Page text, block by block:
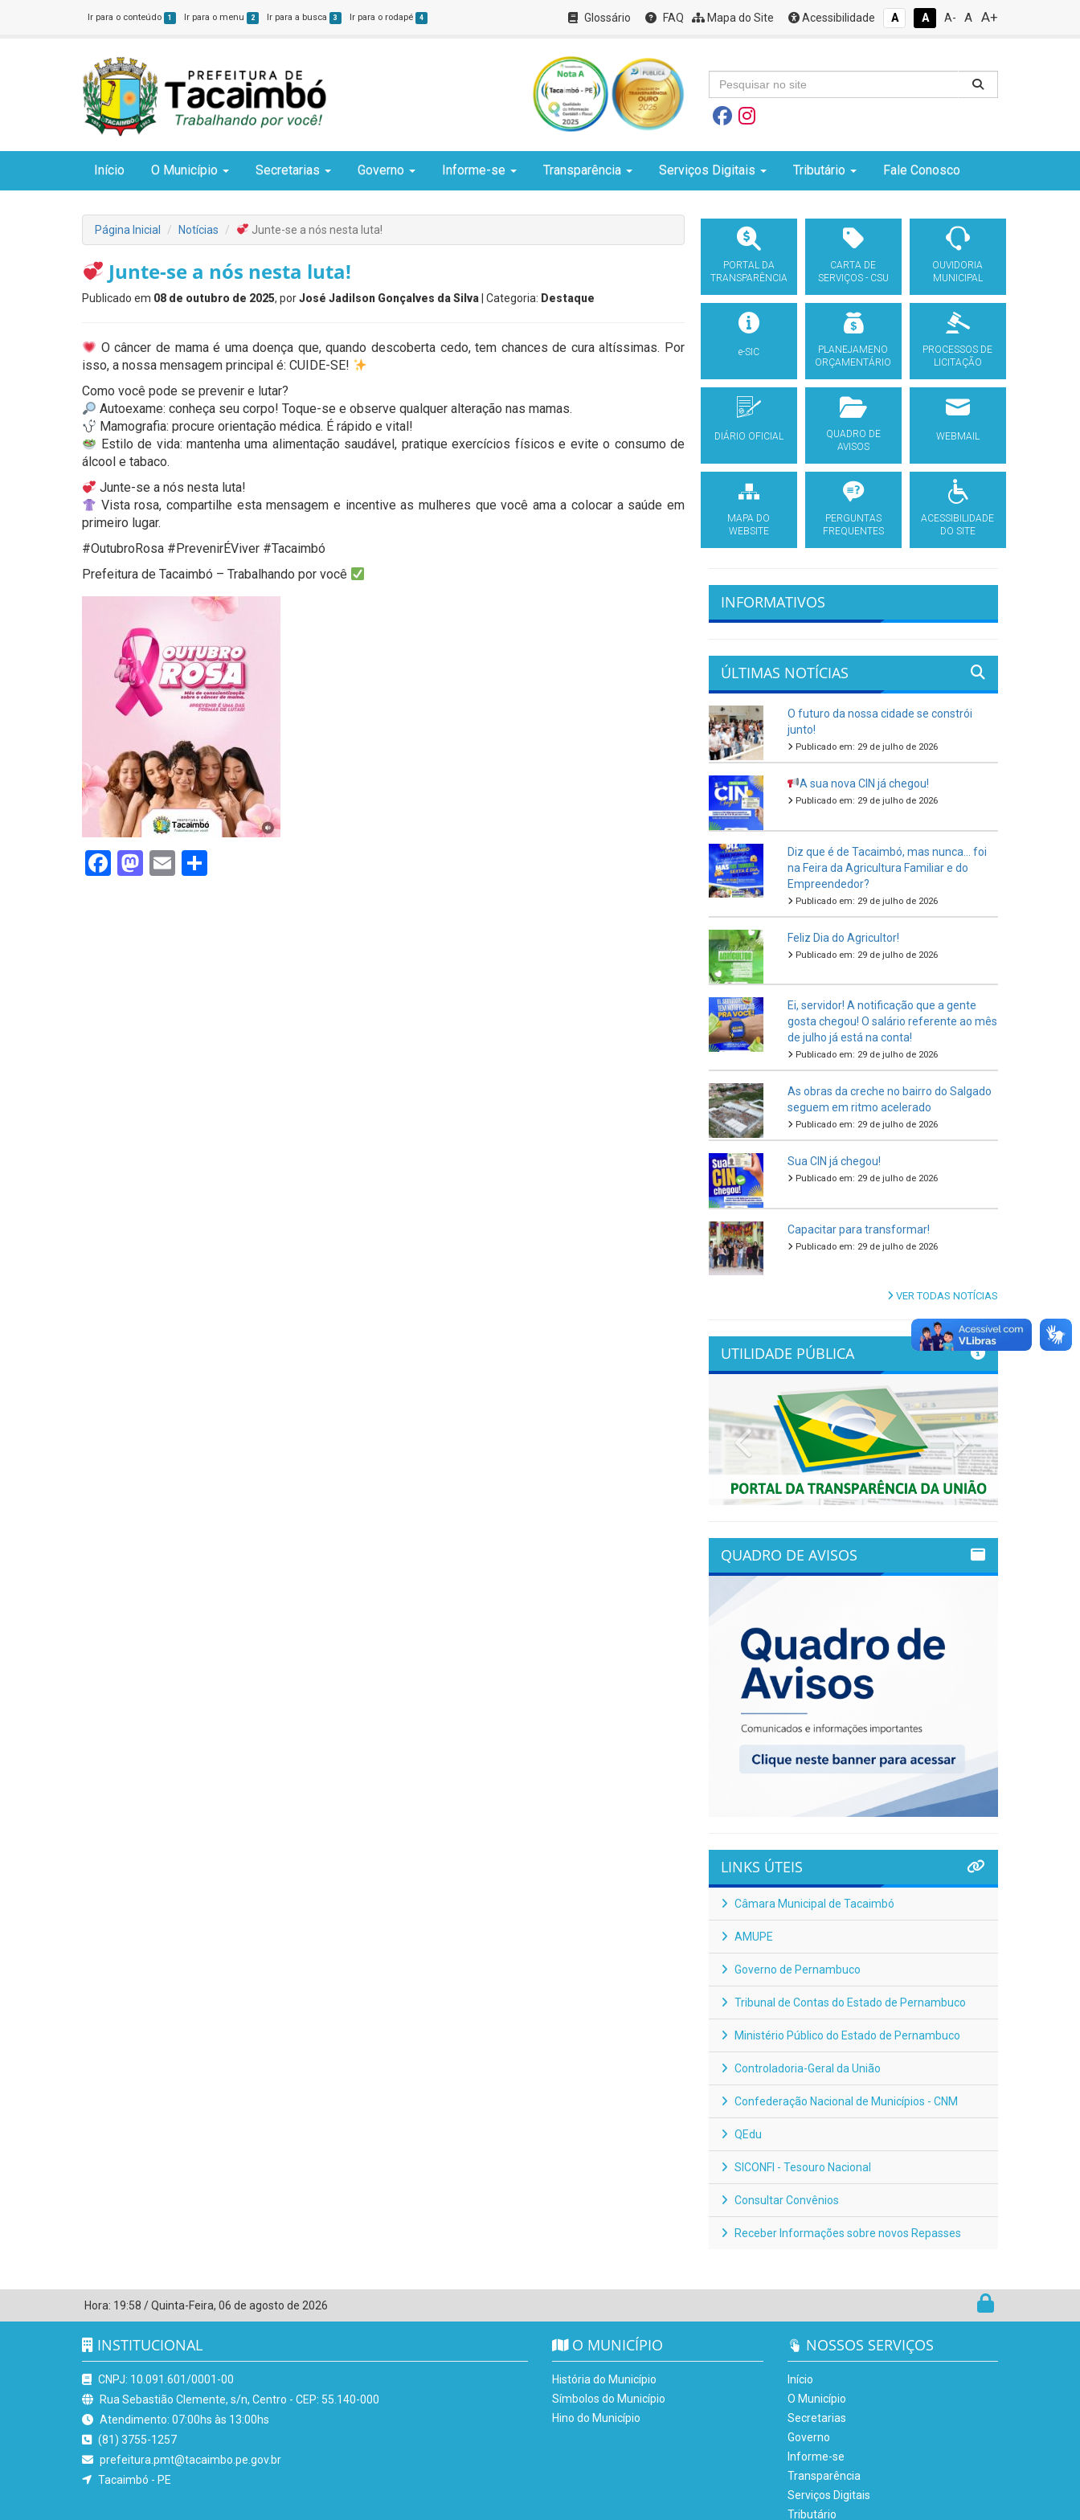
Ir para o conteúdo 1 Ir para o menu 2 Ir para a busca 3 Ir para o rodapé 4 Glossário FAQ Mapa do Site Acessibilidade A A A- A A+
Início O Município Secretarias Governo Informe-se Transparência Serviços Digitais Tributário Fale Conosco
Página Inicial Notícias Junte-se a nós nesta luta!
Junte-se a nós nesta luta!
Publicado em 08 de outubro de 2025, porJosé Jadilson Gonçalves da Silva | Categoria: Destaque
O câncer de mama é uma doença que, quando descoberta cedo, tem chances de cura altíssimas. Por
isso, a nossa mensagem principal é: CUIDE-SE!
Como você pode se prevenir e lutar?
Autoexame: conheça seu corpo! Toque-se e observe qualquer alteração nas mamas.
Mamografia: procure orientação médica. É rápido e vital!
Estilo de vida: mantenha uma alimentação saudável, pratique exercícios físicos e evite o consumo de
álcool e tabaco.
Junte-se a nós nesta luta!
Vista rosa, compartilhe esta mensagem e incentive as mulheres que você ama a colocar a saúde em
primeiro lugar.
#OutubroRosa #PrevenirÉViver #Tacaimbó
Prefeitura de Tacaimbó – Trabalhando por você
Facebook
Mastodon
Email
PORTAL DA
TRANSPARÊNCIA
CARTA DE
SERVIÇOS - CSU
OUVIDORIA
MUNICIPAL
e-SIC
PLANEJAMENO
ORÇAMENTÁRIO
PROCESSOS DE
LICITAÇÃO
DIÁRIO OFICIAL
QUADRO DE
AVISOS
WEBMAIL
MAPA DO
WEBSITE
PERGUNTAS
FREQUENTES
ACESSIBILIDADE
DO SITE
INFORMATIVOS
ÚLTIMAS NOTÍCIAS
O futuro da nossa cidade se constrói
junto!
Publicado em: 29 de julho de 2026
A sua nova CIN já chegou!
Publicado em: 29 de julho de 2026
Diz que é de Tacaimbó, mas nunca… foi
na Feira da Agricultura Familiar e do
Empreendedor?
Publicado em: 29 de julho de 2026
Feliz Dia do Agricultor!
Publicado em: 29 de julho de 2026
Ei, servidor! A notificação que a gente
gosta chegou! O salário referente ao mês
de julho já está na conta!
Publicado em: 29 de julho de 2026
As obras da creche no bairro do Salgado
seguem em ritmo acelerado
Publicado em: 29 de julho de 2026
Sua CIN já chegou!
Publicado em: 29 de julho de 2026
Capacitar para transformar!
Publicado em: 29 de julho de 2026
VER TODAS NOTÍCIAS
UTILIDADE PÚBLICA
Previous Next
QUADRO DE AVISOS
LINKS ÚTEIS
Câmara Municipal de Tacaimbó
AMUPE
Governo de Pernambuco
Tribunal de Contas do Estado de Pernambuco
Ministério Público do Estado de Pernambuco
Controladoria-Geral da União
Confederação Nacional de Municípios - CNM
QEdu
SICONFI - Tesouro Nacional
Consultar Convênios
Receber Informações sobre novos Repasses
Hora: 19:58 /Quinta-Feira, 06 de agosto de 2026
INSTITUCIONAL
CNPJ: 10.091.601/0001-00
Rua Sebastião Clemente, s/n, Centro - CEP: 55.140-000
Atendimento: 07:00hs às 13:00hs
(81) 3755-1257
prefeitura.pmt@tacaimbo.pe.gov.br
Tacaimbó - PE
O MUNICÍPIO
História do Município
Símbolos do Município
Hino do Município
NOSSOS SERVIÇOS
Início
O Município
Secretarias
Governo
Informe-se
Transparência
Serviços Digitais
Tributário